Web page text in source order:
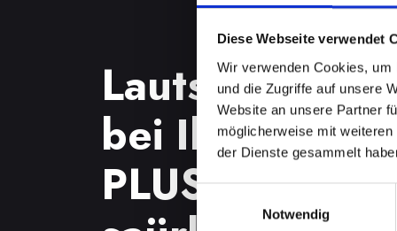
Diese Webseite verwendet
Wir verwenden Cookies,
und die Zugriffe auf unsere
Website an unsere Partner
möglicherweise mit
der Dienste gesammelt
Einwilligungsauswahl
Notwendig
bei Ihrem
PLUS in Bad-